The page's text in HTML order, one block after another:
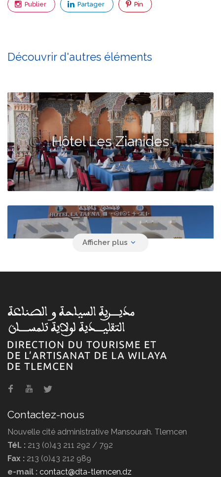
Publier Partager Pin
Découvrir d'autres éléments
Hôtel Les Zianides
Contactez-nous
Nouvelle cité administrative Mansourah. Tlemcen
Tél. : 213 (0)43 211 292 / 792
Fax : 213 (0)43 212 989
e-mail : contact@dta-tlemcen.dz